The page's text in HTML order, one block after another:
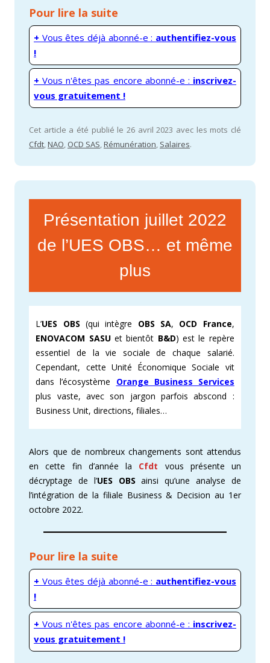
Pour lire la suite
+ Vous êtes déjà abonné-e : authentifiez-vous
!
+ Vous n'êtes pas encore abonné-e : inscrivez-
vous gratuitement !
Cet article a été publié le 26 avril 2023 avec les mots clé
Cfdt,NAO, OCD SAS,Rémunération, Salaires.
Présentation juillet 2022
de l’UES OBS… et même
plus
L’UES OBS (qui intègre OBS SA, OCD France,
ENOVACOM SASUet bientôt B&D) est le repère
essentiel de la vie sociale de chaque salarié.
Cependant, cette Unité Économique Sociale vit
dans l’écosystème Orange Business Services
plus vaste, avec son jargon parfois abscond :
Business Unit, directions, filiales…
Alors que de nombreux changements sont attendus
en cette fin d’année la Cfdt vous présente un
décryptage de l’UES OBS ainsi qu’une analyse de
l’intégration de la filiale Business & Decision au 1er
octobre 2022.
Pour lire la suite
+ Vous êtes déjà abonné-e : authentifiez-vous
!
+ Vous n'êtes pas encore abonné-e : inscrivez-
vous gratuitement !